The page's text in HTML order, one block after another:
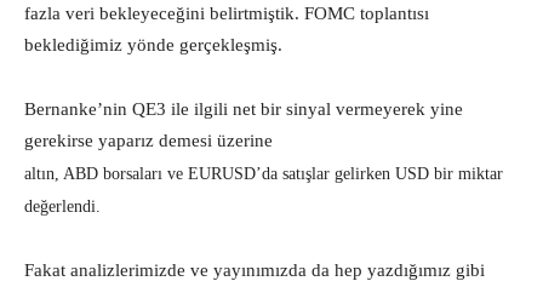
fazla veri bekleyeceğini belirtmiştik. FOMC toplantısı
beklediğimiz yönde gerçekleşmiş.
Bernanke’nin QE3 ile ilgili net bir sinyal vermeyerek yine
gerekirse yaparız demesi üzerine
altın, ABD borsaları ve EURUSD’da satışlar gelirken USD bir miktar
değerlendi.
Fakat analizlerimizde ve yayınımızda da hep yazdığımız gibi